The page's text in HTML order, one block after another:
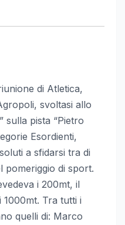
di Atletica,
svoltasi allo
sulla pista “Pietro
Esordienti,
a sfidarsi tra di
pomeriggio di sport.
i 200mt, il
Tra tutti i
quelli di: Marco